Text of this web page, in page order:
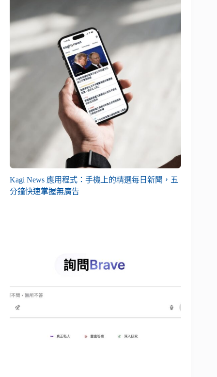
Kagi News 應用程式：手機上的精選每日新聞，五
分鐘快速掌握無廣告